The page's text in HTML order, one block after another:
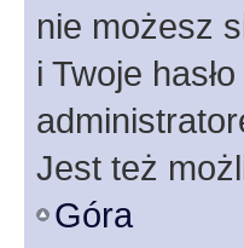
nie możesz
i Twoje
Jest też
Góra